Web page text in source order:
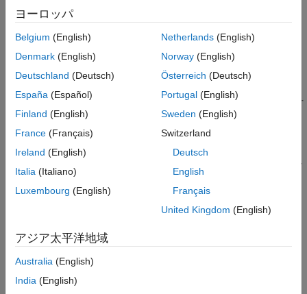
トピック
熱流体システムのモデル化
熱流体のモデル化のための手順とガイドライン。
ブロックと端子で熱流体コンポーネントと相互作用を表現する方
法。
断熱された原油のパイプラインのセグメントのモデル化とシミュ
レーション。
Common equations for various isothermal liquid models.
この情報は役に立ちましたか？
ヨーロッパ
Belgium (English)
Denmark (English)
Deutschland (Deutsch)
España (Español)
Finland (English)
France (Français)
Ireland (English)
Italia (Italiano)
Luxembourg (English)
Netherlands(English)
Norway(English)
Österreich (Deutsch)
Portugal(English)
Sweden (English)
Switzerland
Deutsch
English
Français
United Kingdom (English)
アジア太平洋地域
Australia (English)
India (English)